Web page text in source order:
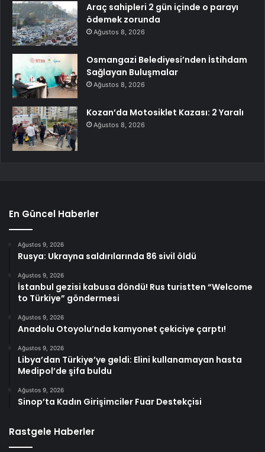
Araç sahipleri 2 gün içinde o parayı
ödemek zorunda
Ağustos 8, 2026
Osmangazi Belediyesi’nden İstihdam
Sağlayan Buluşmalar
Ağustos 8, 2026
Kozan’da Motosiklet Kazası: 2 Yaralı
Ağustos 8, 2026
En Güncel Haberler
Ağustos 9, 2026
Rusya: Ukrayna saldırılarında 86 sivil öldü
Ağustos 9, 2026
İstanbul gezisi kabusa döndü! Rus turistten “Welcome
to Türkiye” göndermesi
Ağustos 9, 2026
Anadolu Otoyolu’nda kamyonet çekiciye çarptı!
Ağustos 9, 2026
Libya’dan Türkiye’ye geldi: Elini kullanamayan hasta
Medipol’de şifa buldu
Ağustos 9, 2026
Sinop’ta Kadın Girişimciler Fuar Destekçisi
Rastgele Haberler